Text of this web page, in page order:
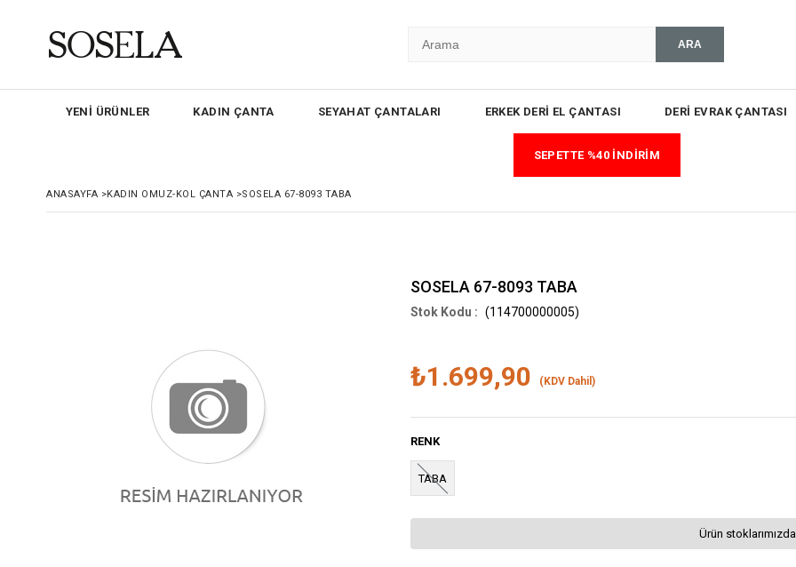
YENİ ÜRÜNLER KADIN ÇANTA SEYAHAT ÇANTALARI ERKEK DERİ EL ÇANTASI DERİ EVRAK ÇANTASI
SEPETTE %40 İNDİRİM
ANASAYFA >KADIN OMUZ-KOL ÇANTA >SOSELA 67-8093 TABA
SOSELA 67-8093 TABA
(114700000005)
₺1.699,90 (KDV Dahil)
RENK
TABA
Ürün